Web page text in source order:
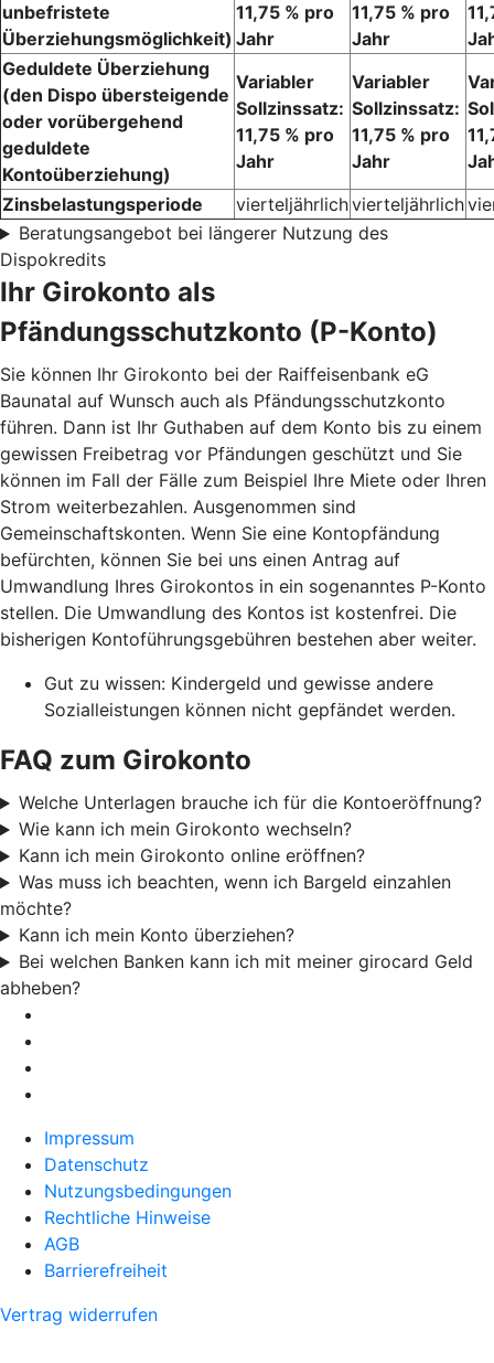
unbefristete
Überziehungsmöglichkeit)
11,75 % pro
Jahr
11,75 % pro
Jahr
Geduldete Überziehung
(den Dispo übersteigende
oder vorübergehend
geduldete
Kontoüberziehung)
Variabler
Sollzinssatz:
11,75 % pro
Jahr
Variabler
Sollzinssatz:
11,75 % pro
Jahr
Zinsbelastungsperiode
vierteljährlichvierteljährlich
Beratungsangebot bei längerer Nutzung des
Dispokredits
Ihr Girokonto als
Pfändungsschutzkonto (P-Konto)
Sie können Ihr Girokonto bei der Raiffeisenbank eG
Baunatal auf Wunsch auch als Pfändungsschutzkonto
führen. Dann ist Ihr Guthaben auf dem Konto bis zu einem
gewissen Freibetrag vor Pfändungen geschützt und Sie
können im Fall der Fälle zum Beispiel Ihre Miete oder Ihren
Strom weiterbezahlen. Ausgenommen sind
Gemeinschaftskonten. Wenn Sie eine Kontopfändung
befürchten, können Sie bei uns einen Antrag auf
Umwandlung Ihres Girokontos in ein sogenanntes P-Konto
stellen. Die Umwandlung des Kontos ist kostenfrei. Die
bisherigen Kontoführungsgebühren bestehen aber weiter.
Gut zu wissen: Kindergeld und gewisse andere
Sozialleistungen können nicht gepfändet werden.
FAQ zum Girokonto
Welche Unterlagen brauche ich für die Kontoeröffnung?
Wie kann ich mein Girokonto wechseln?
Kann ich mein Girokonto online eröffnen?
Was muss ich beachten, wenn ich Bargeld einzahlen
möchte?
Kann ich mein Konto überziehen?
Bei welchen Banken kann ich mit meiner girocard Geld
abheben?
Impressum
Datenschutz
Nutzungsbedingungen
Rechtliche Hinweise
AGB
Barrierefreiheit
Vertrag widerrufen